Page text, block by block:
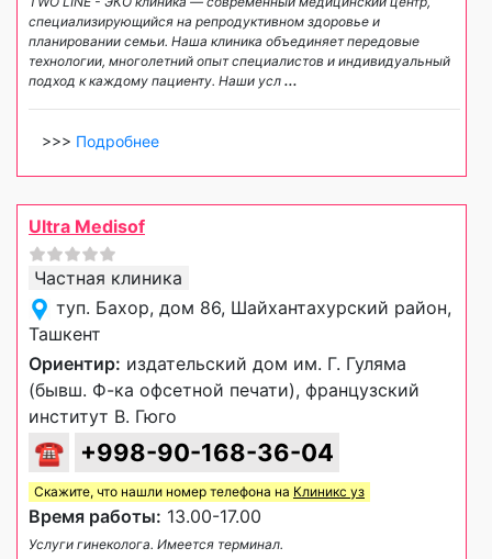
специализирующийся на репродуктивном здоровье и
планировании семьи. Наша клиника объединяет передовые
технологии, многолетний опыт специалистов и индивидуальный
подход к каждому пациенту. Наши усл ...
>>> Подробнее
Ultra Medisof
Частная клиника
туп. Бахор, дом 86, Шайхантахурский район,
Ташкент
Ориентир: издательский дом им. Г. Гуляма
(бывш. Ф-ка офсетной печати), французский
институт В. Гюго
☎ +998-90-168-36-04
Скажите, что нашли номер телефона на Клиникс уз
Время работы: 13.00-17.00
Услуги гинеколога. Имеется терминал.